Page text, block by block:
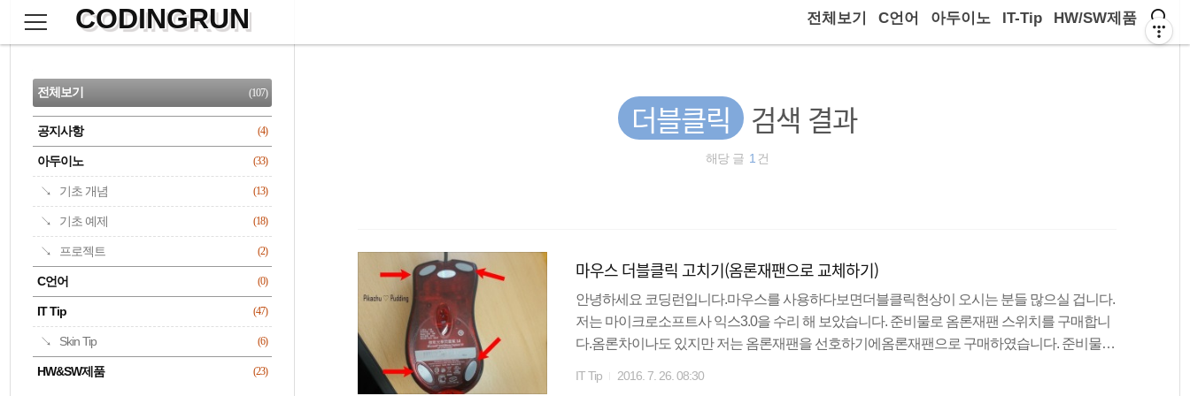
으
CODINGRUN 전체보기 C언어 아두이노 IT-Tip HW/SW제품
더블클릭 검색 결과
해당 글 1 건
마우스 더블클릭 고치기(옴론재팬으로 교체하기)
안녕하세요 코딩런입니다.마우스를 사용하다보면더블클릭현상이 오시는 분들 많으실 겁니다.
저는 마이크로소프트사 익스3.0을 수리 해 보았습니다. 준비물로 옴론재팬 스위치를 구매합니
다.옴론차이나도 있지만 저는 옴론재팬을 선호하기에옴론재팬으로 구매하였습니다. 준비물교
우스를 뒤집어보시면,그라인딩텍을 제거 해줍니다.아래쪽에 끈끈이가 없어지지않도록 주의해
IT Tip 2016. 7. 26. 08:30
CATEGORY
전체보기 (107)
공지사항 (4)
아두이노 (33)
기초 개념 (13)
기초 예제 (18)
프로젝트 (2)
C언어 (0)
IT Tip (47)
Skin Tip (6)
HW&SW제품 (23)
검